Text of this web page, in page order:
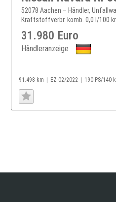
52078 Aachen – Händler,
Kraftstoffverbr. komb. 0,0 l/100
31.980 Euro
Händleranzeige
91.498 km EZ 02/2022 190 PS/140